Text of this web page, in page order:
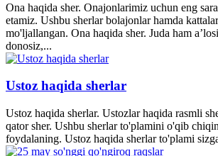
Ona haqida sher. Onajonlarimiz uchun eng
etamiz. Ushbu sherlar bolajonlar hamda
mo'ljallangan. Ona haqida sher. Juda ham
donosiz,...
Ustoz haqida sherlar
Ustoz haqida sherlar. Ustozlar haqida rasmli
qator sher. Ushbu sherlar to'plamini o'qib
foydalaning. Ustoz haqida sherlar to'plami